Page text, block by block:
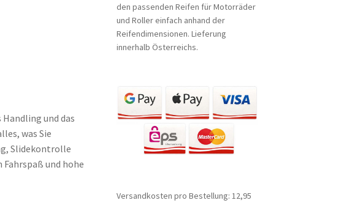
und das
was Sie
Slidekontrolle
und hohe
den passenden Reifen für Motorräder
und Roller einfach anhand der
Reifendimensionen. Lieferung
innerhalb Österreichs.
Versandkosten pro Bestellung: 12,95